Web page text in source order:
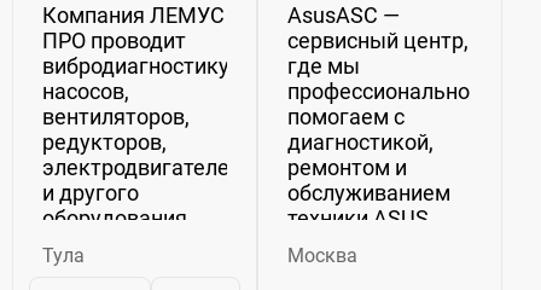
Компания ЛЕМУС
ПРО проводит
вибродиагностику
насосов,
вентиляторов,
редукторов,
электродвигателей
и другого
оборудования,
динамическую
балансировку
Тула
AsusASC —
сервисный центр,
где мы
профессионально
помогаем с
диагностикой,
ремонтом и
обслуживанием
техники ASUS.
Работаем с
ноутбуками,
Москва